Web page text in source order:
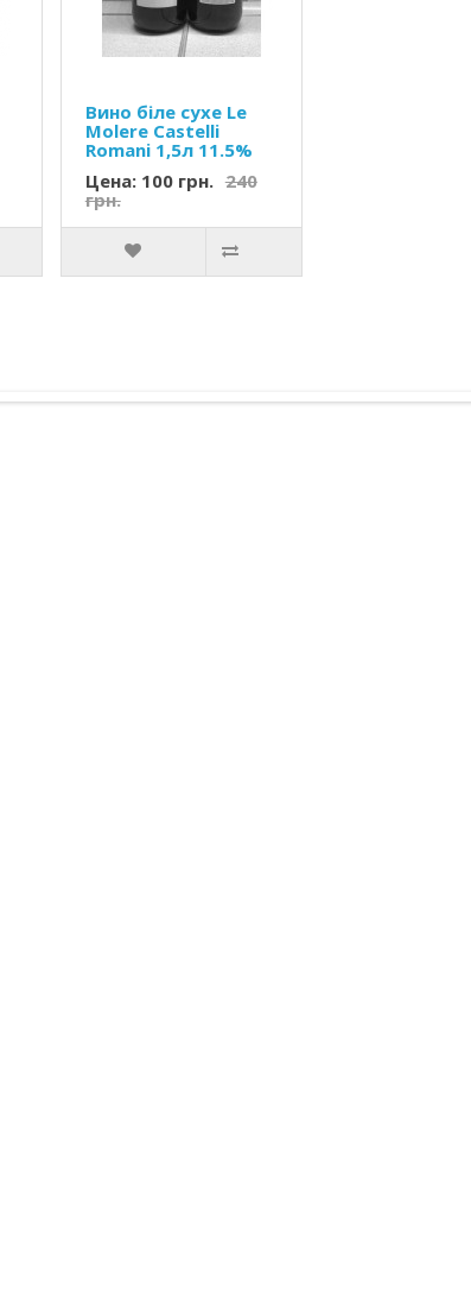
Вино біле сухе Le
Molere Castelli
Romani 1,5л 11.5%
Цена: 100 грн. 240
грн.